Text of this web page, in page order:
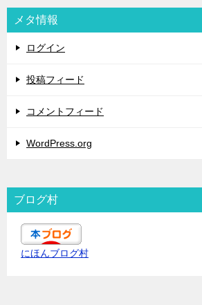
メタ情報
ログイン
投稿フィード
コメントフィード
WordPress.org
ブログ村
にほんブログ村